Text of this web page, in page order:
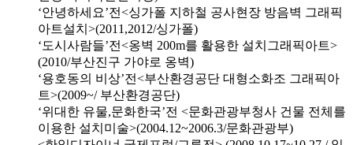
‘안녕하세요’전<싱가폴 지하철 공사현장 방음벽 그래픽
아트설치>(2011,2012/싱가폴)
‘도시사람들’전<옹벽 200m를 활용한 설치그래픽아트>
(2010/부산진구 가야로 옹벽)
‘용호동의 비상’전<부산환경공단 대형소화조 그래픽아
트>(2009~/ 부산환경공단)
‘위대한 유물,문화한국’전 <문화관광부청사 건물 전체를
이용한 설치미술>(2004.12~2006.3/문화관광부)